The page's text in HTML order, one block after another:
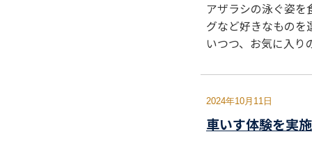
アザラシの泳ぐ姿
グなど好きなものを
いつつ、お気に入
2024年10月11日
車いす体験を実